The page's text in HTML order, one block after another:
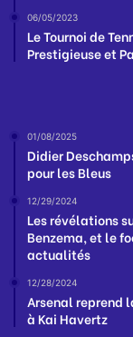
06/05/2023
Le Tournoi de
Prestigieuse et
01/08/2025
Didier
pour les Bleus
12/29/2024
Les révélations
Benzema, et le
actualités
12/28/2024
Arsenal reprend
à Kai Havertz